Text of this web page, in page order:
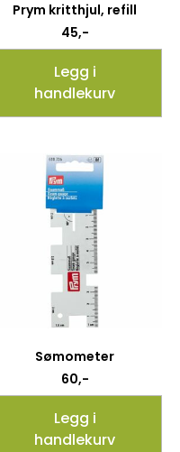
Prym kritthjul, refill
45,-
Legg i
handlekurv
Sømometer
60,-
Legg i
handlekurv